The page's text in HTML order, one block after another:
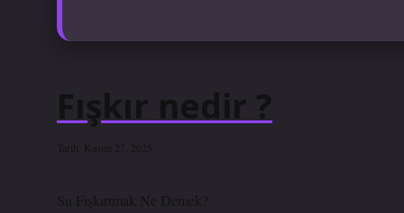
Fışkır nedir ?
Tarih: Kasım 27, 2025
Su Fışkırtmak Ne Demek?